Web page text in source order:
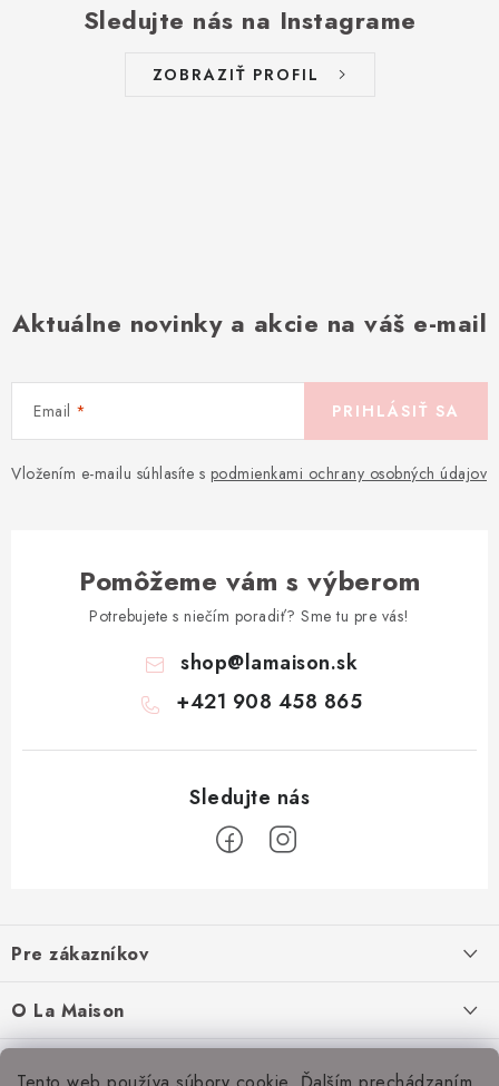
Sledujte nás na Instagrame
ZOBRAZIŤ PROFIL
Aktuálne novinky a akcie na váš e-mail
Email
Vložením e-mailu súhlasíte s podmienkami ochrany osobných údajov
PRIHLÁSIŤ SA
Pomôžeme vám s výberom
Potrebujete s niečím poradiť? Sme tu pre vás!
shop@lamaison.sk
+421 908 458 865
p
ä
t
i
Pre zákazníkov
Doprava a platba
O La Maison
O nás
Inšpirácie